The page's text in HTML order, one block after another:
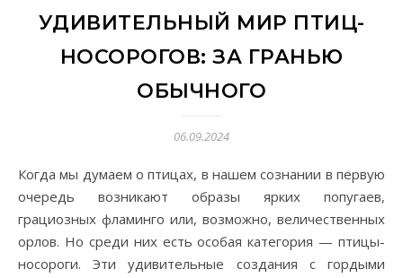
УДИВИТЕЛЬНЫЙ МИР ПТИЦ-
НОСОРОГОВ: ЗА ГРАНЬЮ
ОБЫЧНОГО
06.09.2024
Когда мы думаем о птицах, в нашем сознании в первую
очередь возникают образы ярких попугаев,
грациозных фламинго или, возможно, величественных
орлов. Но среди них есть особая категория — птицы-
носороги. Эти удивительные создания с гордыми